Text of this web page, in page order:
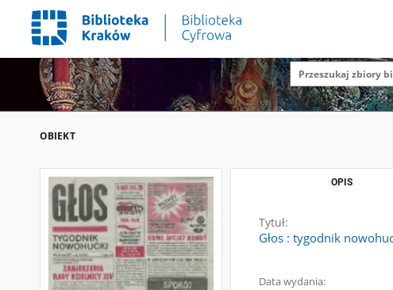
OBIEKT
OPIS
Tytuł:
Głos : tygodnik
Data wydania: